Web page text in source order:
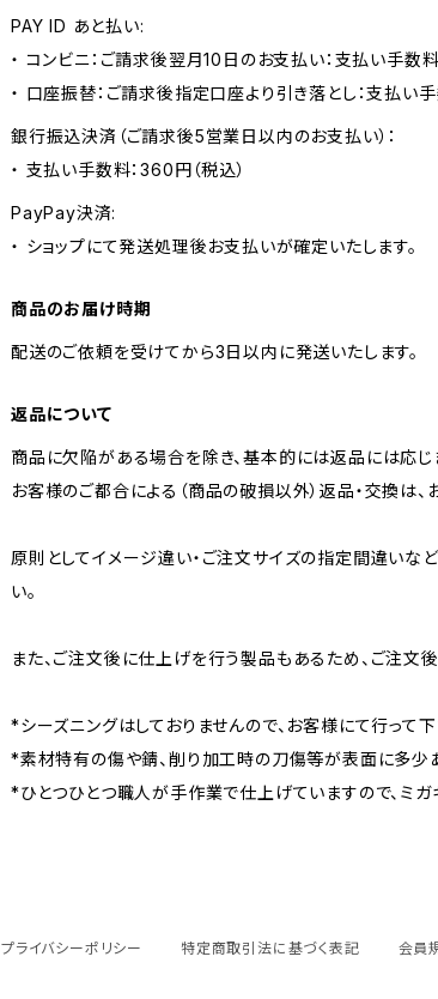
PAY ID あと払い:
・ コンビニ：ご請求後翌月10日のお支払い：支払い手数料
・ 口座振替：ご請求後指定口座より引き落とし：支払い
銀行振込決済（ご請求後5営業日以内のお支払い）：
・ 支払い手数料：360円（税込）
PayPay決済:
・ ショップにて発送処理後お支払いが確定いたします。
商品のお届け時期
配送のご依頼を受けてから3日以内に発送いたします。
返品について
商品に欠陥がある場合を除き、基本的には返品には応じ
お客様のご都合による（商品の破損以外）返品・交換は
原則としてイメージ違い・ご注文サイズの指定間違いな
い。
また、ご注文後に仕上げを行う製品もあるため、ご注文
*シーズニングはしておりませんので、お客様にて行って
*素材特有の傷や錆、削り加工時の刀傷等が表面に多少
*ひとつひとつ職人が手作業で仕上げていますので、ミ
プライバシーポリシー 特定商取引法に基づく表記 会員